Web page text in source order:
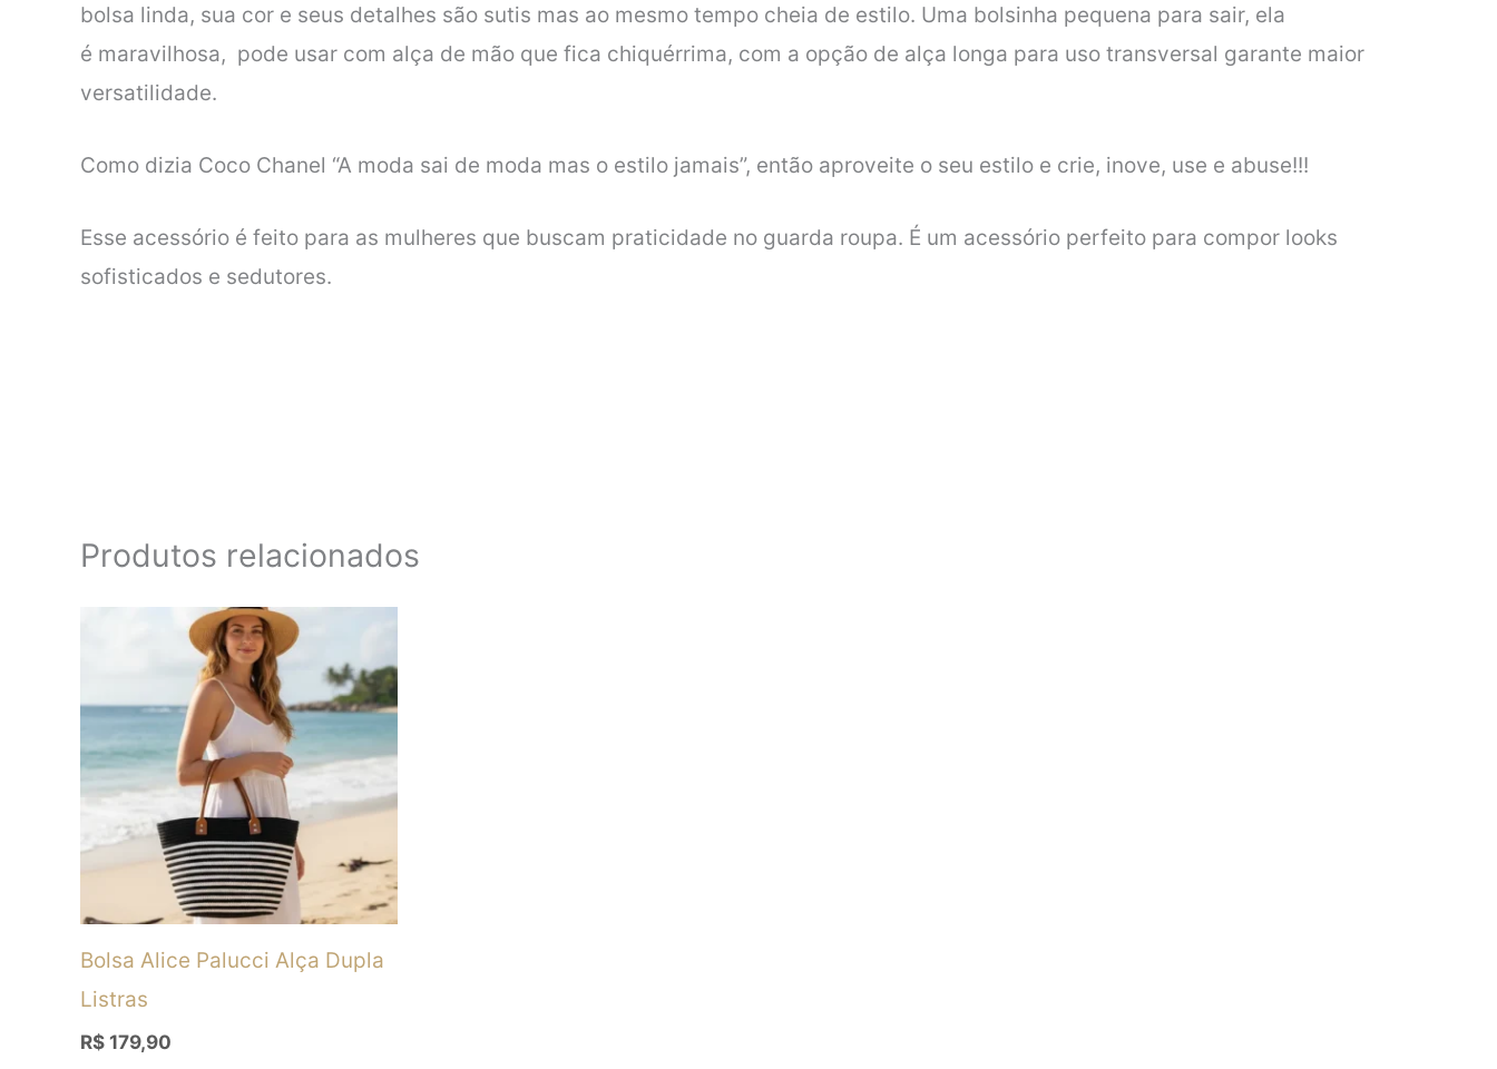
bolsa linda, sua cor e seus detalhes são sutis mas ao mesmo tempo cheia de estilo. Uma bolsinha pequena para sair, ela
é maravilhosa, pode usar com alça de mão que fica chiquérrima, com a opção de alça longa para uso transversal garante maior
versatilidade.
Como dizia Coco Chanel “A moda sai de moda mas o estilo jamais”, então aproveite o seu estilo e crie, inove, use e abuse!!!
Esse acessório é feito para as mulheres que buscam praticidade no guarda roupa. É um acessório perfeito para compor looks
sofisticados e sedutores.
Produtos relacionados
Bolsa Alice Palucci Alça Dupla
Listras
R$ 179,90
produto
tem
várias
As
opções
podem
escolhidas